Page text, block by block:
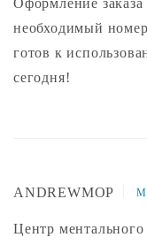
Оформление
необходимый
готов к
сегодня!
ANDREWMOP
Центр